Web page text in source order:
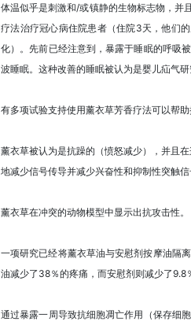
体温似乎是刺激和/或镇静的生物标志物，并
疗法治疗冠心病住院患者（住院3天，他们
化）。先前已经注意到，暴露于睡眠的呼吸
波睡眠。这种改善的睡眠被认为是婴儿疝气研
有多项试验支持使用薰衣草芳香疗法可以帮
薰衣草被认为是抗躁的（愤怒减少），并且
地减少信号传导并减少兴奋性和抑制性突触信
薰衣草在冲突的动物模型中显示出抗攻击性。
一项研究已经将薰衣草油与安慰剂按摩油隔
油减少了38％的疼痛，而安慰剂则减少了9.8
通过暴露一周导致抗细胞凋亡作用（保存细